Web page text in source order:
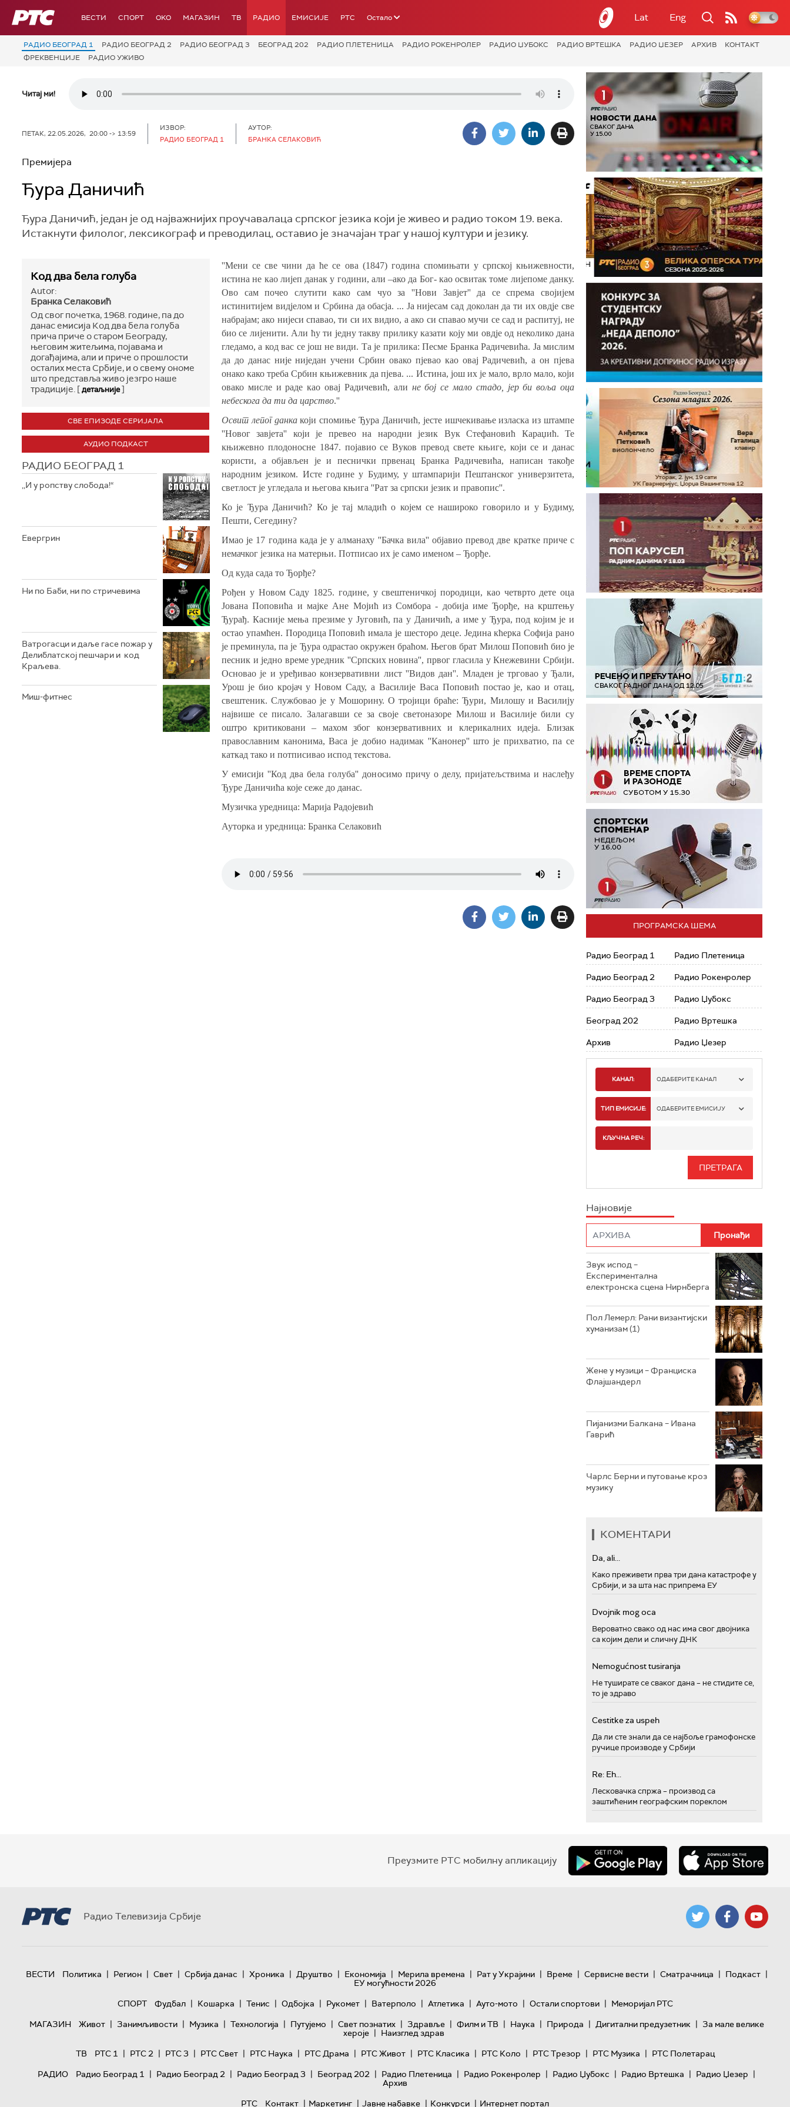
РТС ВЕСТИ СПОРТ OKO МАГАЗИН ТВ РАДИО ЕМИСИЈЕ РТС Остало Lat Eng
РАДИО БЕОГРАД 1 РАДИО БЕОГРАД 2 РАДИО БЕОГРАД 3 БЕОГРАД 202 РАДИО ПЛЕТЕНИЦА РАДИО РОКЕНРОЛЕР РАДИО ЏУБОКС РАДИО ВРТЕШКА РАДИО ЏЕЗЕР АРХИВ
КОНТАКТ
ФРЕКВЕНЦИЈЕ
РАДИО УЖИВО
Читај ми!
ПЕТАК, 22.05.2026, 20:00 -> 13:59
ИЗВОР:
РАДИО БЕОГРАД 1
АУТОР:
БРАНКА СЕЛАКОВИЋ
Премијера
Ђура Даничић
Ђура Даничић, један је од најважнијих проучавалаца српског језика који је живео и радио током 19. века.
Истакнути филолог, лексикограф и преводилац, оставио је значајан траг у нашој култури и језику.
Код два бела голуба
Autor:
Бранка Селаковић
Од свог почетка, 1968. године, па до
данас емисија Код два бела голуба
прича приче о старом Београду,
његовим житељима, појавама и
догађајима, али и приче о прошлости
осталих места Србије, и о свему ономе
што представља живо језгро наше
традиције. [детаљније]
СВЕ ЕПИЗОДЕ СЕРИЈАЛА
АУДИО ПОДКАСТ
РАДИО БЕОГРАД 1
,,И у ропству слобода!“
Евергрин
Ни по Баби, ни по стричевима
Ватрогасци и даље гасе пожар у
Делиблатској пешчари и код
Краљева.
Миш-фитнес
''Мени се све чини да ће се ова (1847) година спомињати у српској књижевности,
истина не као лијеп данак у години, али –ако да Бог- као освитак томе лијепоме данку.
Ово сам почео слутити како сам чуо за ''Нови Завјет'' да се спрема својијем
истинитијем видјелом и Србина да обасја. ... Ја нијесам сад доколан да ти их овдје све
набрајам; ако нијеси спавао, ти си их видио, а ако си спавао мучи се сад и распитуј, не
био се лијенити. Али ћу ти једну такву прилику казати коју ми овдје од неколико дана
гледамо, а код вас се још не види. Та је прилика: Песме Бранка Радичевића. Ја мислим
да до данас није ниједан учени Србин овако пјевао као овај Радичевић, а он пјева
онако како треба Србин књижевник да пјева. ... Истина, још их је мало, врло мало, који
овако мисле и раде као овај Радичевић, али не бој се мало стадо, јер би воља оца
небескога да ти да царство.''
Освит лепог данкакоји спомиње Ђура Даничић, јесте ишчекивање изласка из штампе
''Новог завјета'' који је превео на народни језик Вук Стефановић Караџић. Те
књижевно плодоносне 1847. појавио се Вуков превод свете књиге, који се и данас
користи, а објављен је и песнички првенац Бранка Радичевића, написан такође
народним језиком. Исте године у Будиму, у штампарији Пештанског универзитета,
светлост је угледала и његова књига ''Рат за српски језик и правопис''.
Ко је Ђура Даничић? Ко је тај младић о којем се нашироко говорило и у Будиму,
Пешти, Сегедину?
Имао је 17 година када је у алманаху ''Бачка вила'' објавио превод две кратке приче с
немачког језика на матерњи. Потписао их је само именом – Ђорђе.
Од куда сада то Ђорђе?
Рођен у Новом Саду 1825. године, у свештеничкој породици, као четврто дете оца
Јована Поповића и мајке Ане Мојић из Сомбора - добија име Ђорђе, на крштењу
Ђурађ. Касније мења презиме у Југовић, па у Даничић, а име у Ђура, под којим је и
остао упамћен. Породица Поповић имала је шесторо деце. Једина кћерка Софија рано
је преминула, па је Ђура одрастао окружен браћом. Његов брат Милош Поповић био је
песник и једно време уредник ''Српских новина'', првог гласила у Кнежевини Србији.
Основао је и уређивао конзервативни лист ''Видов дан''. Младен је трговао у Ђали,
Урош је био кројач у Новом Саду, а Василије Васа Поповић постао је, као и отац,
свештеник. Службовао је у Мошорину. О тројици браће: Ђури, Милошу и Василију
највише се писало. Залагавши се за своје светоназоре Милош и Василије били су
оштро критиковани – махом због конзервативних и клерикалних идеја. Близак
православним канонима, Васа је добио надимак ''Канонер'' што је прихватио, па се
каткад тако и потписивао испод текстова.
У емисији ''Код два бела голуба'' доносимо причу о делу, пријатељствима и наслеђу
Ђуре Даничића које сеже до данас.
Музичка уредница: Марија Радојевић
Ауторка и уредница: Бранка Селаковић
ПРОГРАМСКА ШЕМА
Радио Београд 1
Радио Београд 2
Радио Београд 3
Београд 202
Архив
Радио Плетеница
Радио Рокенролер
Радио Џубокс
Радио Вртешка
Радио Џезер
КАНАЛ: ОДАБЕРИТЕ КАНАЛ
РАДИО БЕОГРАД 1
РАДИО БЕОГРАД 3
РАДИО РОКЕНРОЛЕР
РАДИО ЏУБОКС
РАДИО ВРТЕШКА
РАДИО ЏЕЗЕР
ТИП ЕМИСИЈЕ: ОДАБЕРИТЕ ЕМИСИЈУ
ИНФО
КЉУЧНА РЕЧ:
Најновије
Звук испод –
Експериментална
електронска сцена Нирнберга
Пол Лемерл: Рани византијски
хуманизам (1)
Жене у музици – Франциска
Флајшандерл
Пијанизми Балкана – Ивана
Гаврић
Чарлс Берни и путовање кроз
музику
КОМЕНТАРИ
Da, ali...
Како преживети прва три дана катастрофе у
Србији, и за шта нас припрема ЕУ
Dvojnik mog oca
Вероватно свако од нас има свог двојника
са којим дели и сличну ДНК
Nemogućnost tusiranja
Не туширате се сваког дана – не стидите се,
то је здраво
Cestitke za uspeh
Да ли сте знали да се најбоље грамофонске
ручице производе у Србији
Re: Eh...
Лесковачка спржа – производ са
заштићеним географским пореклом
Преузмите РТС мобилну апликацију
Радио Телевизија Србије
ВЕСТИ Политика | Регион | Свет | Србија данас | Хроника | Друштво | Економија | Мерила времена | Рат у Украјини | Време | Сервисне вести | Сматрачница | Подкаст |
ЕУ могућности 2026
СПОРТ
Фудбал | Кошарка | Тенис | Одбојка | Рукомет | Ватерполо | Атлетика | Ауто-мото | Остали спортови | Меморијал РТС
МАГАЗИН
Живот | Занимљивости | Музика | Технологијa | Путујемо | Свет познатих | Здравље | Филм и ТВ | Наука | Природа | Дигитални предузетник | За мале велике
хероје | Наизглед здрав
ТВ
РТС 1 | РТС 2 | РТС 3 | РТС Свет | РТС Наука | РТС Драма | РТС Живот | РТС Класика | РТС Коло | РТС Трезор | РТС Музика | РТС Полетарац
РАДИО
Радио Београд 1 | Радио Београд 2 | Радио Београд 3 | Београд 202 | Радио Плетеница | Радио Рокенролер | Радио Џубокс | Радио Вртешка | Радио Џезер |
Архив
РТС
Контакт | Маркетинг | Јавне набавке | Конкурси | Интернет портал